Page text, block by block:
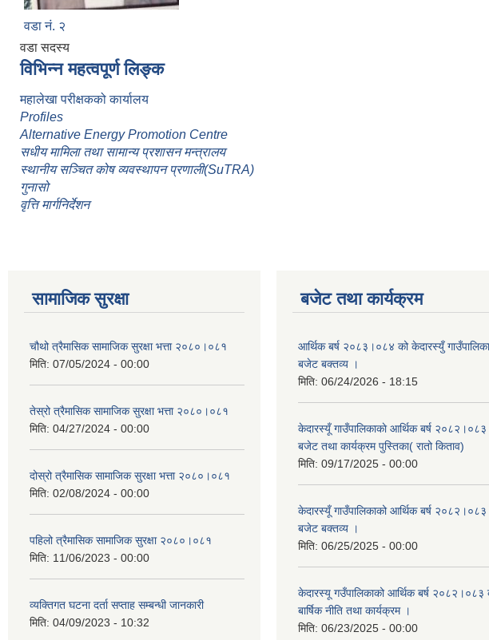
वडा नं. २
वडा सदस्य
विभिन्न महत्वपूर्ण लिङ्क
महालेखा परीक्षकको कार्यालय
Profiles
Alternative Energy Promotion Centre
सधीय मामिला तथा सामान्य प्रशासन मन्त्रालय
स्थानीय सञ्चित कोष व्यवस्थापन प्रणाली(SuTRA)
गुनासो
वृत्ति मार्गनिर्देशन
सामाजिक सुरक्षा
चौथो त्रैमासिक सामाजिक सुरक्षा भत्ता २०८०।०८१
मिति: 07/05/2024 - 00:00
तेस्रो त्रैमासिक सामाजिक सुरक्षा भत्ता २०८०।०८१
मिति: 04/27/2024 - 00:00
दोस्रो त्रैमासिक सामाजिक सुरक्षा भत्ता २०८०।०८१
मिति: 02/08/2024 - 00:00
पहिलो त्रैमासिक सामाजिक सुरक्षा २०८०।०८१
मिति: 11/06/2023 - 00:00
व्यक्तिगत घटना दर्ता सप्ताह सम्बन्धी जानकारी
मिति: 04/09/2023 - 10:32
बजेट तथा कार्यक्रम
आर्थिक बर्ष २०८३।०८४ को केदारस्युँ
बजेट बक्तव्य ।
मिति: 06/24/2026 - 18:15
केदारस्यूँ गाउँपालिकाकाे आर्थिक बर्ष २०८२।०८३
बजेट तथा कार्यक्रम पुस्तिका( रातो किताव)
मिति: 09/17/2025 - 00:00
केदारस्यूँ गाउँपालिकाको आर्थिक बर्ष २०८२।०८३
बजेट बक्तव्य ।
मिति: 06/25/2025 - 00:00
केदारस्यू गउँपालिकाको आर्थिक बर्ष २०८२।०८३
बार्षिक नीति तथा कार्यक्रम ।
मिति: 06/23/2025 - 00:00